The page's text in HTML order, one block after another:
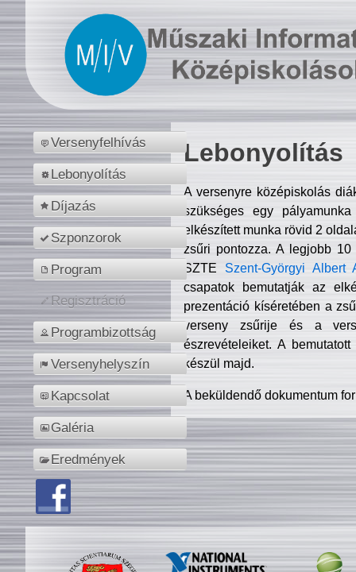
Versenyfelhívás
Lebonyolítás
Díjazás
Szponzorok
Program
Regisztráció
Programbizottság
Versenyhelyszín
Kapcsolat
Galéria
Eredmények
Lebonyolítás
A versenyre középiskolás
szükséges egy
elkészített munka rövid 2
zsűri pontozza. A legjobb
SZTE Szent-Györgyi Albert
csapatok bemutatják az
prezentáció kíséretében a
verseny zsűrije és a
észrevételeiket. A
készül majd.
A beküldendő dokumentum